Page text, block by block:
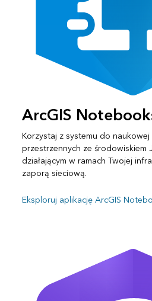
ArcGIS
Korzystaj z systemu do
przestrzennych ze
działającym w ramach Twojej
zaporą sieciową.
Eksploruj aplikację ArcGIS